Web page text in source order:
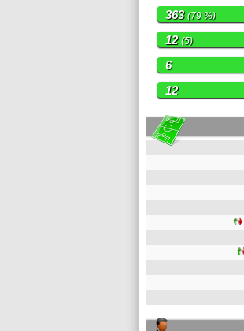
363(79 %)
12(5)
6
12